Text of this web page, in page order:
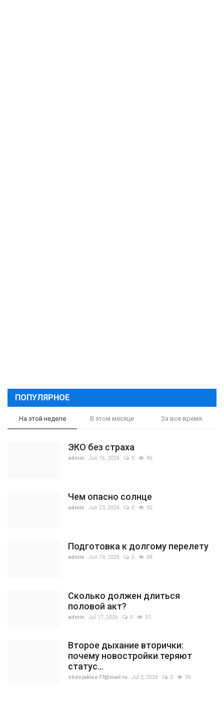
ПОПУЛЯРНОЕ
На этой неделе В этом месяце За все время
ЭКО без страха
admin Jun 16, 2026 0 96
Чем опасно солнце
admin Jun 23, 2026 0 92
Подготовка к долгому перелету
admin Jun 19, 2026 0 88
Сколько должен длиться
половой акт?
admin Jul 17, 2026 0 37
Второе дыхание вторички:
почему новостройки теряют
статус...
zhenjakise77@mail.ru Jul 2, 2026 0 36